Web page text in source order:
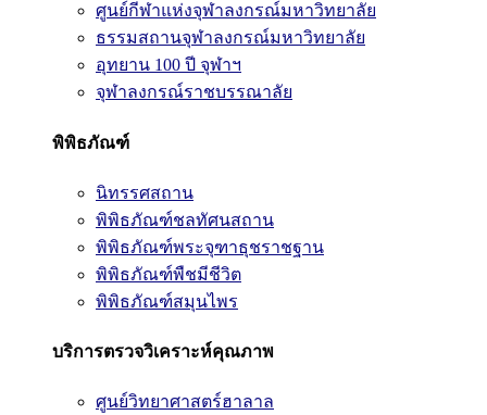
ศูนย์กีฬาแห่งจุฬาลงกรณ์มหาวิทยาลัย
ธรรมสถานจุฬาลงกรณ์มหาวิทยาลัย
อุทยาน 100 ปี จุฬาฯ
จุฬาลงกรณ์ราชบรรณาลัย
พิพิธภัณฑ์
นิทรรศสถาน
พิพิธภัณฑ์ชลทัศนสถาน
พิพิธภัณฑ์พระจุฑาธุชราชฐาน
พิพิธภัณฑ์พืชมีชีวิต
พิพิธภัณฑ์สมุนไพร
บริการตรวจวิเคราะห์คุณภาพ
ศูนย์วิทยาศาสตร์ฮาลาล